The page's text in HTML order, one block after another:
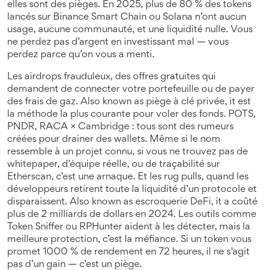
elles sont des pièges. En 2025, plus de 80 % des tokens
lancés sur Binance Smart Chain ou Solana n’ont aucun
usage, aucune communauté, et une liquidité nulle. Vous
ne perdez pas d’argent en investissant mal — vous
perdez parce qu’on vous a menti.
Les airdrops frauduleux, des offres gratuites qui
demandent de connecter votre portefeuille ou de payer
des frais de gaz. Also known as piège à clé privée, it est
la méthode la plus courante pour voler des fonds. POTS,
PNDR, RACA × Cambridge : tous sont des rumeurs
créées pour drainer des wallets. Même si le nom
ressemble à un projet connu, si vous ne trouvez pas de
whitepaper, d’équipe réelle, ou de traçabilité sur
Etherscan, c’est une arnaque. Et les rug pulls, quand les
développeurs retirent toute la liquidité d’un protocole et
disparaissent. Also known as escroquerie DeFi, it a coûté
plus de 2 milliards de dollars en 2024. Les outils comme
Token Sniffer ou RPHunter aident à les détecter, mais la
meilleure protection, c’est la méfiance. Si un token vous
promet 1000 % de rendement en 72 heures, il ne s’agit
pas d’un gain — c’est un piège.